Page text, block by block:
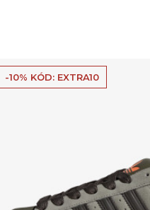
-10% KÓD: EXTRA10